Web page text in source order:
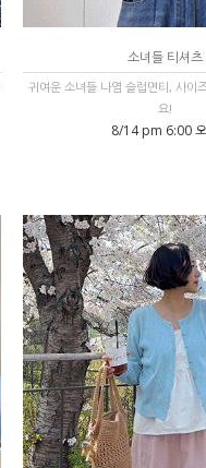
소녀들 티셔츠
귀여운 소녀들 나염 슬럽면티, 사이
요!
8/14 pm 6:00